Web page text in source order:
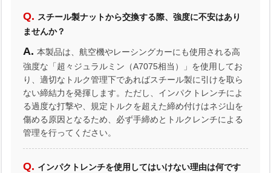
スチール製ナットから交換する際、強度に不安はあり
ませんか？
本製品は、航空機やレーシングカーにも使用される高
強度な「超々ジュラルミン（A7075相当）」を使用してお
り、適切なトルク管理下であればスチール製に引けを取ら
ない締結力を発揮します。ただし、インパクトレンチによ
る過度な打撃や、規定トルクを超えた締め付けはネジ山を
傷める原因となるため、必ず手締めとトルクレンチによる
管理を行ってください。
インパクトレンチを使用してはいけない理由は何です